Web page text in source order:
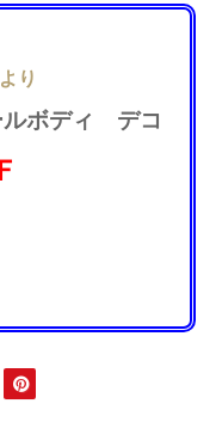
り
ボディ デコ